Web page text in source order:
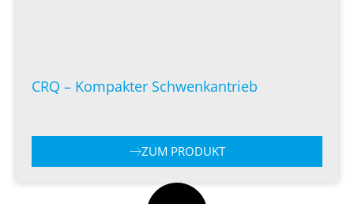
CRQ – Kompakter Schwenkantrieb
ZUM PRODUKT